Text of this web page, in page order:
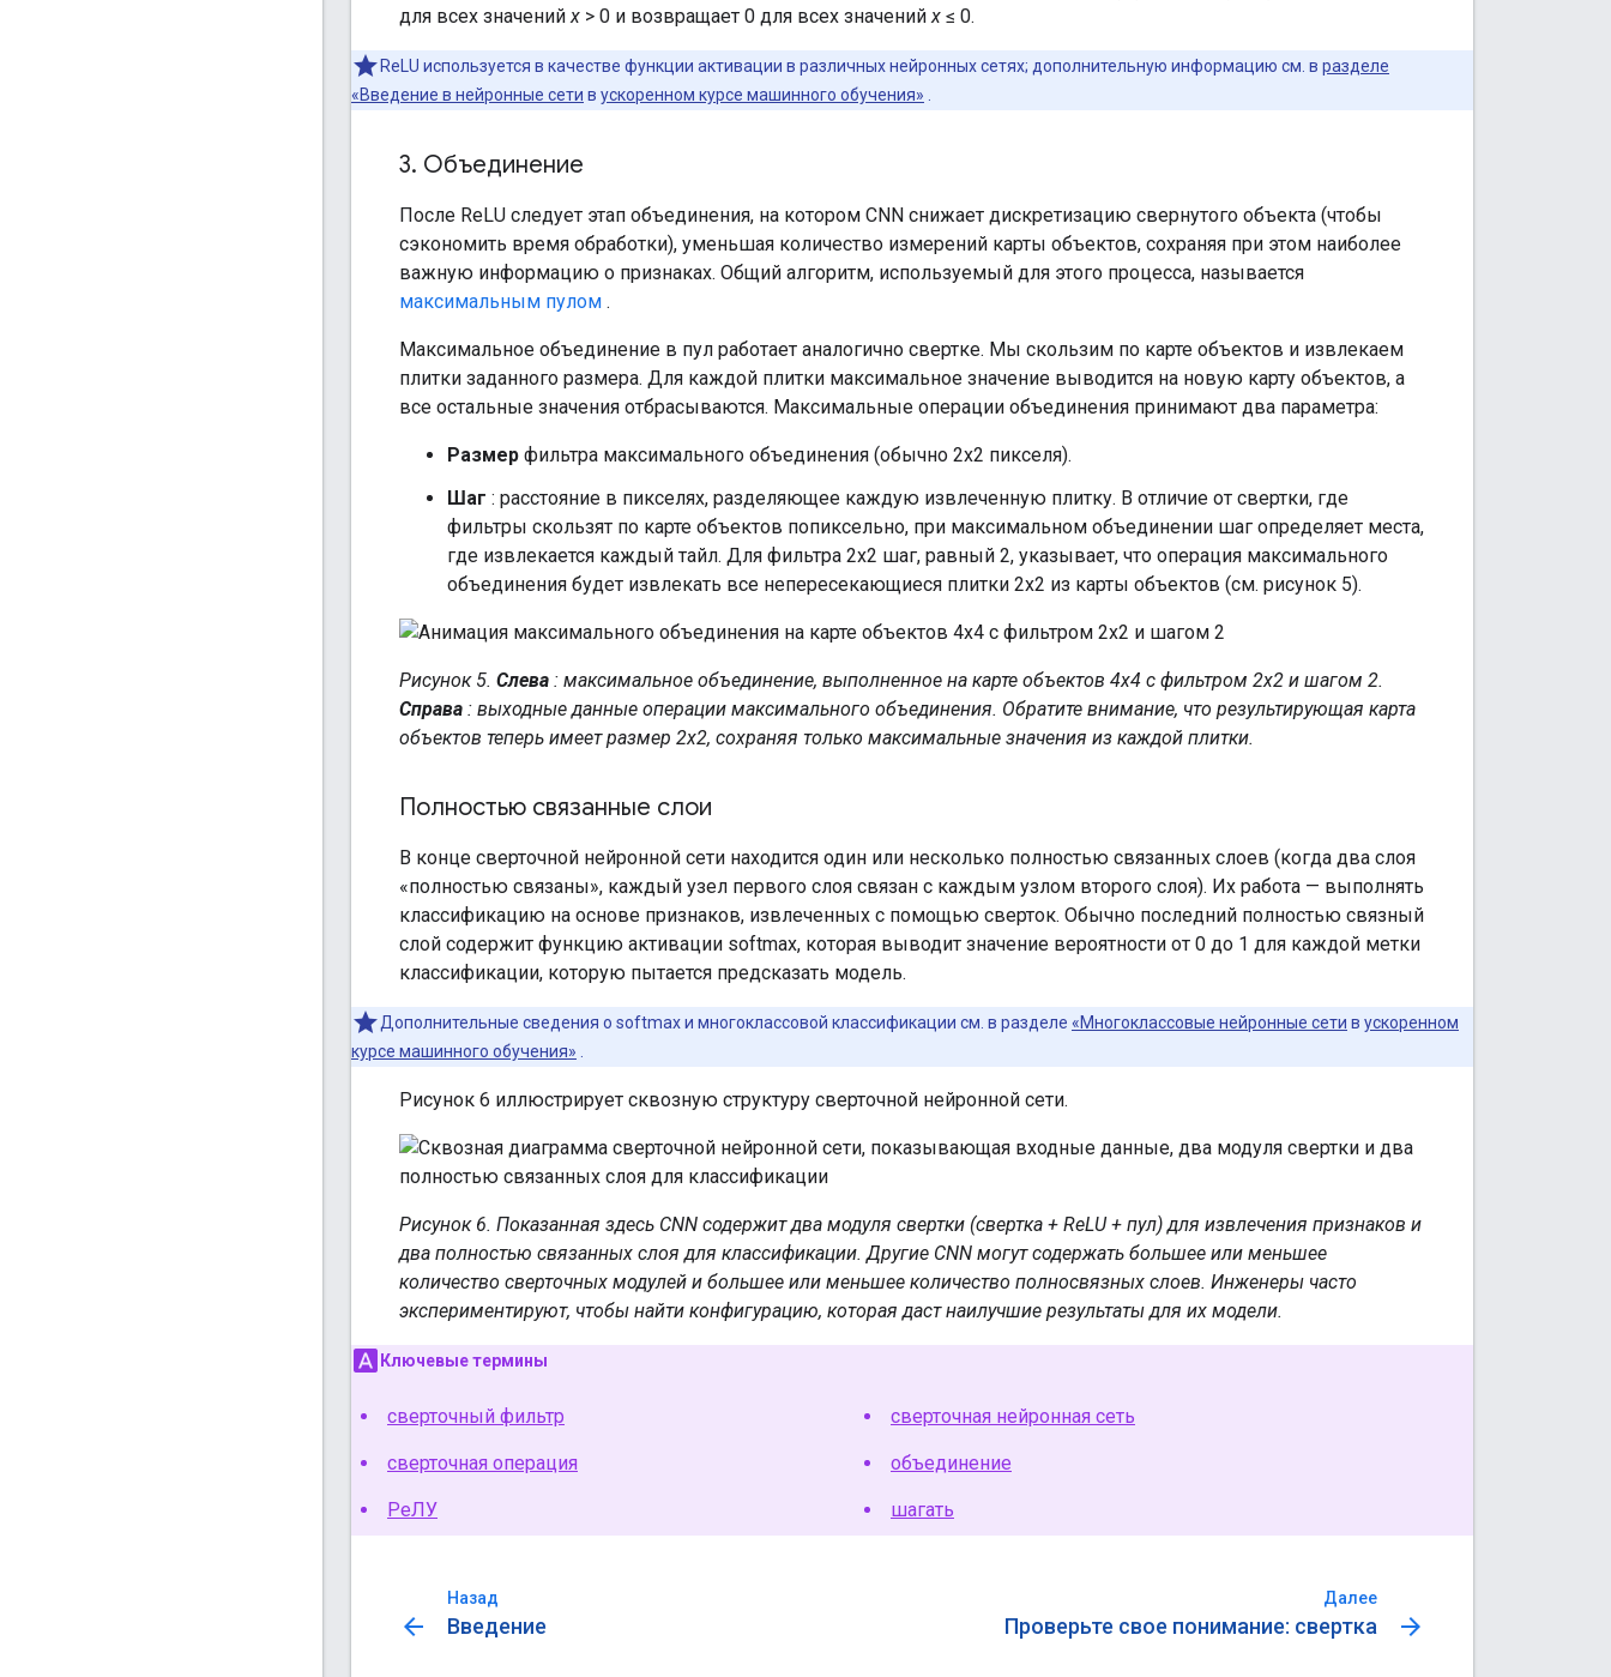
для всех значенийx > 0 и возвращает 0 для всех значенийx ≤ 0.
ReLU используется в качестве функции активации в различных нейронных сетях; дополнительную информацию см. в разделе
«Введение в нейронные сети в ускоренном курсе машинного обучения»
3. Объединение
После ReLU следует этап объединения, на котором CNN снижает дискретизацию свернутого объекта (чтобы
сэкономить время обработки), уменьшая количество измерений карты объектов, сохраняя при этом наиболее
важную информацию о признаках. Общий алгоритм, используемый для этого процесса, называется
максимальным пулом .
Максимальное объединение в пул работает аналогично свертке. Мы скользим по карте объектов и извлекаем
плитки заданного размера. Для каждой плитки максимальное значение выводится на новую карту объектов, а
все остальные значения отбрасываются. Максимальные операции объединения принимают два параметра:
Размер фильтра максимального объединения (обычно 2x2 пикселя).
Шаг : расстояние в пикселях, разделяющее каждую извлеченную плитку. В отличие от свертки, где
фильтры скользят по карте объектов попиксельно, при максимальном объединении шаг определяет места,
где извлекается каждый тайл. Для фильтра 2x2 шаг, равный 2, указывает, что операция максимального
объединения будет извлекать все непересекающиеся плитки 2x2 из карты объектов (см. рисунок 5).
Рисунок 5. Слева : максимальное объединение, выполненное на карте объектов 4x4 с фильтром 2x2 и шагом 2.
Справа : выходные данные операции максимального объединения. Обратите внимание, что результирующая карта
объектов теперь имеет размер 2x2, сохраняя только максимальные значения из каждой плитки.
Полностью связанные слои
В конце сверточной нейронной сети находится один или несколько полностью связанных слоев (когда два слоя
«полностью связаны», каждый узел первого слоя связан с каждым узлом второго слоя). Их работа — выполнять
классификацию на основе признаков, извлеченных с помощью сверток. Обычно последний полностью связный
слой содержит функцию активации softmax, которая выводит значение вероятности от 0 до 1 для каждой метки
классификации, которую пытается предсказать модель.
Дополнительные сведения о softmax и многоклассовой классификации см. в разделе «Многоклассовые нейронные сети в ускоренном
курсе машинного обучения»
Рисунок 6 иллюстрирует сквозную структуру сверточной нейронной сети.
Рисунок 6. Показанная здесь CNN содержит два модуля свертки (свертка + ReLU + пул) для извлечения признаков и
два полностью связанных слоя для классификации. Другие CNN могут содержать большее или меньшее
количество сверточных модулей и большее или меньшее количество полносвязных слоев. Инженеры часто
экспериментируют, чтобы найти конфигурацию, которая даст наилучшие результаты для их модели.
Ключевые термины
сверточный фильтр сверточная нейронная сеть
сверточная операция объединение
РеЛУ шагать
Назад
arrow_back Введение
Далее
Проверьте свое понимание: свертка arrow_forward